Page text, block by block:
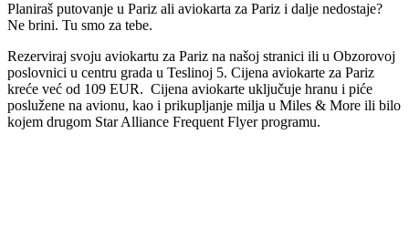
Planiraš putovanje u Pariz ali aviokarta za Pariz i dalje nedostaje?
Ne brini. Tu smo za tebe.
Rezerviraj svoju aviokartu za Pariz na našoj stranici ili u Obzorovoj
poslovnici u centru grada u Teslinoj 5. Cijena aviokarte za Pariz
kreće već od 109 EUR. Cijena aviokarte uključuje hranu i piće
poslužene na avionu, kao i prikupljanje milja u Miles & More ili bilo
kojem drugom Star Alliance Frequent Flyer programu.